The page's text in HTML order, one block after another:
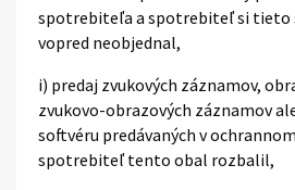
spotrebiteľa a spotrebiteľ si tieto
vopred neobjednal,
i) predaj zvukových záznamov,
zvukovo-obrazových záznamov
softvéru predávaných v
spotrebiteľ tento obal rozbalil,